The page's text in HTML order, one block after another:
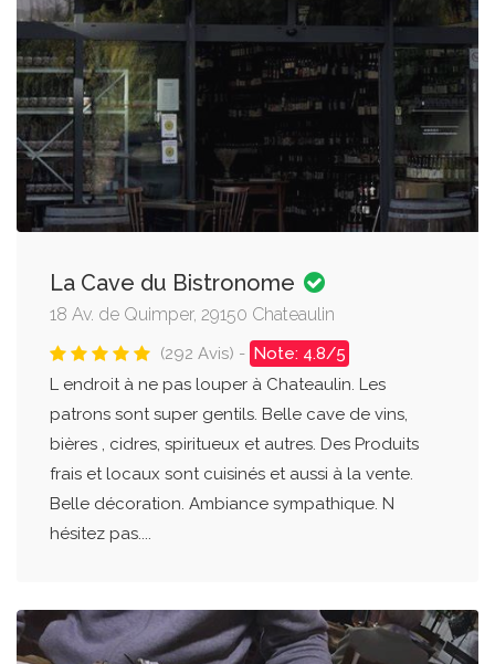
La Cave du Bistronome
18 Av. de Quimper, 29150 Chateaulin
(292 Avis) - Note: 4.8/5
L endroit à ne pas louper à Chateaulin. Les
patrons sont super gentils. Belle cave de vins,
bières , cidres, spiritueux et autres. Des Produits
frais et locaux sont cuisinés et aussi à la vente.
Belle décoration. Ambiance sympathique. N
hésitez pas....